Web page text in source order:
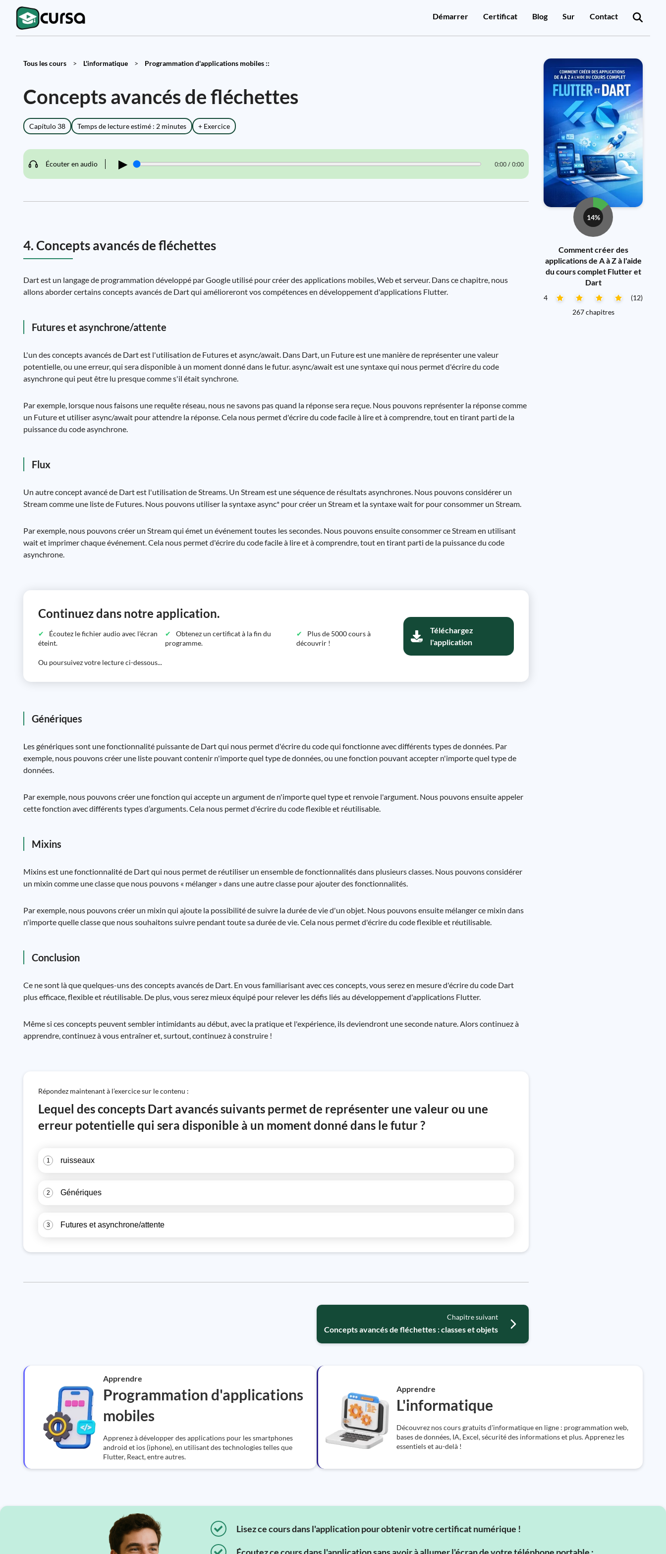
Démarrer Certificat Blog Sur Contact
Tous les cours > L'informatique > Programmation d'applications mobiles ::
Concepts avancés de fléchettes
Capítulo 38 Temps de lecture estimé : 2 minutes + Exercice
Écouter en audio ▶ 0:00 / 0:00
4. Concepts avancés de fléchettes
Dart est un langage de programmation développé par Google utilisé pour créer des applications mobiles, Web et serveur. Dans ce chapitre, nous
allons aborder certains concepts avancés de Dart qui amélioreront vos compétences en développement d'applications Flutter.
Futures et asynchrone/attente
L'un des concepts avancés de Dart est l'utilisation de Futures et async/await. Dans Dart, un Future est une manière de représenter une valeur
potentielle, ou une erreur, qui sera disponible à un moment donné dans le futur. async/await est une syntaxe qui nous permet d'écrire du code
asynchrone qui peut être lu presque comme s'il était synchrone.
Par exemple, lorsque nous faisons une requête réseau, nous ne savons pas quand la réponse sera reçue. Nous pouvons représenter la réponse comme
un Future et utiliser async/await pour attendre la réponse. Cela nous permet d'écrire du code facile à lire et à comprendre, tout en tirant parti de la
puissance du code asynchrone.
Flux
Un autre concept avancé de Dart est l'utilisation de Streams. Un Stream est une séquence de résultats asynchrones. Nous pouvons considérer un
Stream comme une liste de Futures. Nous pouvons utiliser la syntaxe async* pour créer un Stream et la syntaxe wait for pour consommer un Stream.
Par exemple, nous pouvons créer un Stream qui émet un événement toutes les secondes. Nous pouvons ensuite consommer ce Stream en utilisant
wait et imprimer chaque événement. Cela nous permet d'écrire du code facile à lire et à comprendre, tout en tirant parti de la puissance du code
asynchrone.
Continuez dans notre application.
Écoutez le fichier audio avec l'écran
éteint.
Obtenez un certificat à la fin du
programme.
Plus de 5000 cours à
découvrir !
Ou poursuivez votre lecture ci-dessous...
Téléchargez
l'application
Génériques
Les génériques sont une fonctionnalité puissante de Dart qui nous permet d'écrire du code qui fonctionne avec différents types de données. Par
exemple, nous pouvons créer une liste pouvant contenir n'importe quel type de données, ou une fonction pouvant accepter n'importe quel type de
données.
Par exemple, nous pouvons créer une fonction qui accepte un argument de n'importe quel type et renvoie l'argument. Nous pouvons ensuite appeler
cette fonction avec différents types d’arguments. Cela nous permet d'écrire du code flexible et réutilisable.
Mixins
Mixins est une fonctionnalité de Dart qui nous permet de réutiliser un ensemble de fonctionnalités dans plusieurs classes. Nous pouvons considérer
un mixin comme une classe que nous pouvons « mélanger » dans une autre classe pour ajouter des fonctionnalités.
Par exemple, nous pouvons créer un mixin qui ajoute la possibilité de suivre la durée de vie d'un objet. Nous pouvons ensuite mélanger ce mixin dans
n'importe quelle classe que nous souhaitons suivre pendant toute sa durée de vie. Cela nous permet d'écrire du code flexible et réutilisable.
Conclusion
Ce ne sont là que quelques-uns des concepts avancés de Dart. En vous familiarisant avec ces concepts, vous serez en mesure d'écrire du code Dart
plus efficace, flexible et réutilisable. De plus, vous serez mieux équipé pour relever les défis liés au développement d'applications Flutter.
Même si ces concepts peuvent sembler intimidants au début, avec la pratique et l'expérience, ils deviendront une seconde nature. Alors continuez à
apprendre, continuez à vous entraîner et, surtout, continuez à construire !
Répondez maintenant à l’exercice sur le contenu :
Lequel des concepts Dart avancés suivants permet de représenter une valeur ou une
erreur potentielle qui sera disponible à un moment donné dans le futur ?
1 ruisseaux
2 Génériques
3 Futures et asynchrone/attente
Chapitre suivant
Concepts avancés de fléchettes : classes et objets
14%
Comment créer des
applications de A à Z à l'aide
du cours complet Flutter et
Dart
4
(12)
267 chapitres
Apprendre
Programmation d'applications
mobiles
Apprenez à développer des applications pour les smartphones
android et ios (iphone), en utilisant des technologies telles que
Flutter, React, entre autres.
Apprendre
L'informatique
Découvrez nos cours gratuits d'informatique en ligne : programmation web,
bases de données, IA, Excel, sécurité des informations et plus. Apprenez les
essentiels et au-delà !
Lisez ce cours dans l'application pour obtenir votre certificat numérique !
Écoutez ce cours dans l'application sans avoir à allumer l'écran de votre téléphone portable ;